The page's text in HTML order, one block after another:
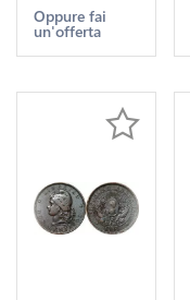
Head 1890
-> Make
Oppure fai
un'offerta